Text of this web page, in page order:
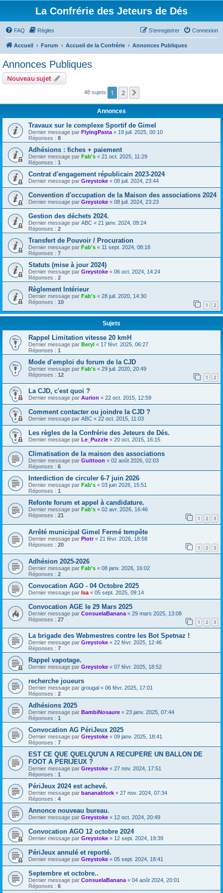
La Confrérie des Jeteurs de Dés
FAQ Règles Connexion
S’enregistrer
Accueil Forum Accueil de la Confrérie Annonces Publiques
Annonces Publiques
Nouveau sujet
48 sujets 1 2
Annonces
Travaux sur le complexe Sportif de Gimel
Dernier message par FlyingPasta « 19 juil. 2025, 00:10
Réponses : 8
Adhésions : fiches + paiement
Dernier message par Fab's « 21 oct. 2025, 11:29
Réponses : 1
Contrat d'engagement républicain 2023-2024
Dernier message par Greystoke « 08 juil. 2024, 23:44
Convention d'occupation de la Maison des associations 2024
Dernier message par Greystoke « 08 juil. 2024, 23:23
Gestion des déchets 2024.
Dernier message par ABC « 21 janv. 2024, 09:24
Réponses : 2
Transfert de Pouvoir / Procuration
Dernier message par Fab's « 11 sept. 2024, 08:18
Réponses : 7
Statuts (mise à jour 2024)
Dernier message par Greystoke « 06 oct. 2024, 14:24
Réponses : 2
Règlement Intérieur
Dernier message par Fab's « 28 juil. 2020, 14:30
Réponses : 10 1 2
Sujets
Rappel Limitation vitesse 20 kmH
Dernier message par Beryl « 17 févr. 2025, 06:27
Réponses : 1
Mode d'emploi du forum de la CJD
Dernier message par Fab's « 29 juil. 2020, 20:49
Réponses : 12 1 2
La CJD, c'est quoi ?
Dernier message par Aurion « 22 oct. 2015, 12:59
Comment contacter ou joindre la CJD ?
Dernier message par ABC « 22 oct. 2015, 11:03
Les règles de la Confrérie des Jeteurs de Dés.
Dernier message par Le_Puzzle « 20 oct. 2015, 16:15
Climatisation de la maison des associations
Dernier message par Guittoon « 02 août 2026, 02:03
Réponses : 6
Interdiction de circuler 6-7 juin 2026
Dernier message par Fab's « 03 juin 2026, 15:51
Réponses : 1
Refonte forum et appel à candidature.
Dernier message par Fab's « 02 avr. 2026, 16:46
Réponses : 21 1 2 3
Arrêté municipal Gimel Fermé tempête
Dernier message par Piotr« 21 févr. 2026, 18:58
Réponses : 20 1 2 3
Adhésion 2025-2026
Dernier message par Fab's « 08 janv. 2026, 16:02
Réponses : 2
Convocation AGO - 04 Octobre 2025
Dernier message par Isa « 05 sept. 2025, 09:14
Convocation AGE le 29 Mars 2025
Dernier message par ConsuelaBanana « 29 mars 2025, 13:08
Réponses : 27 1 2 3
La brigade des Webmestres contre les Bot Spetnaz !
Dernier message par Greystoke « 22 févr. 2025, 12:46
Réponses : 7
Rappel vapotage.
Dernier message par Greystoke « 07 févr. 2025, 18:52
recherche joueurs
Dernier message par grougal « 06 févr. 2025, 17:01
Réponses : 2
Adhésions 2025
Dernier message par BambiNosaure « 23 janv. 2025, 07:44
Réponses : 1
Convocation AG PériJeux 2025
Dernier message par Greystoke « 09 janv. 2025, 18:41
Réponses : 7
EST CE QUE QUELQU'UN A RECUPERE UN BALLON DE
FOOT A PERIJEUX ?
Dernier message par Greystoke « 27 nov. 2024, 17:51
Réponses : 1
PériJeux 2024 est achevé.
Dernier message par bananablork « 27 nov. 2024, 07:34
Réponses : 4
Annonce nouveau bureau.
Dernier message par Greystoke « 12 oct. 2024, 20:49
Convocation AGO 12 octobre 2024
Dernier message par Greystoke « 12 sept. 2024, 19:39
PériJeux annulé et reporté.
Dernier message par Greystoke « 05 sept. 2024, 18:41
Septembre et octobre..
Dernier message par ConsuelaBanana « 04 août 2024, 20:01
Réponses : 6